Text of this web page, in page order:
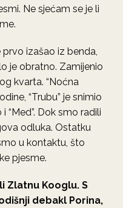
Ne sjećam se je li
izašao iz benda,
je obratno. Zamijenio
kvarta. “Noćna
“Trubu” je snimio
“Med”. Dok smo radili
odluka. Ostatku
u kontaktu, što
pjesme.
Zlatnu Kooglu. S
debakl Porina,